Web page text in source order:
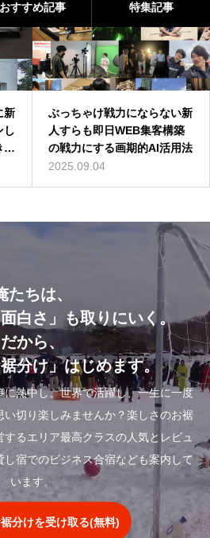
おすすめ記事 特集記事
新
し
ま
ぶっちゃけ戦力にならない新
人すらも即日WEB集客構築
の戦力にする画期的AI活用法
2025.09.04
バターコーヒーは効果なし？
バターコーヒーの世界一簡単
な作り方を動画解説
2016.07.13
たちは、
面白さ」も取りにいく。
だから、
分け」はじめます。
に熱中し、世界で活躍し、一生に一度
切り楽しみませんか？楽しさのお裾
るエリア最高クラスの人気とレビュ
宿でのビジネス合宿なども案内して
います。
分けを受け取る(無料)